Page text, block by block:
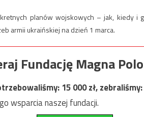
planów wojskowych – jak, kiedy i
armii ukraińskiej na dzień 1 marca.
Fundację Magna
15 000zł, zebraliśmy:
wsparcia naszej fundacji.